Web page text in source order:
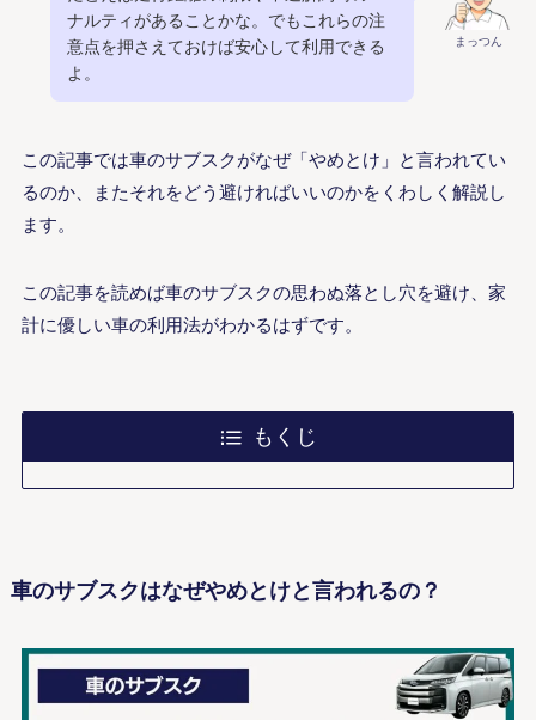
まっつん
ナルティがあることかな。でもこれらの注
意点を押さえておけば安心して利用できる
よ。
この記事では車のサブスクがなぜ「やめとけ」と言われてい
るのか、またそれをどう避ければいいのかをくわしく解説し
ます。
この記事を読めば車のサブスクの思わぬ落とし穴を避け、家
計に優しい車の利用法がわかるはずです。
もくじ
車のサブスクはなぜやめとけと言われるの？